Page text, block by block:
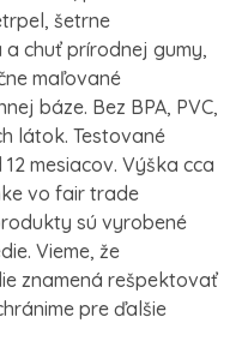
šetrne
chuť prírodnej gumy,
maľované
báze. Bez BPA, PVC,
látok. Testované
mesiacov. Výška cca
vo fair trade
sú vyrobené
Vieme, že
znamená rešpektovať
pre ďalšie